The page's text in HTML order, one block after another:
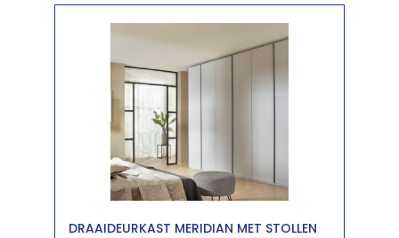
DRAAIDEURKAST MERIDIAN MET STOLLEN